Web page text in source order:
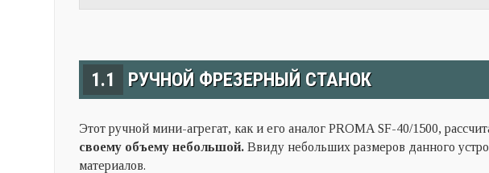
1.1 РУЧНОЙ ФРЕЗЕРНЫЙ СТАНОК
Этот ручной мини-агрегат, как и его аналог PROMA SF-40/1500,
своему объему небольшой. Ввиду небольших размеров данного
материалов.